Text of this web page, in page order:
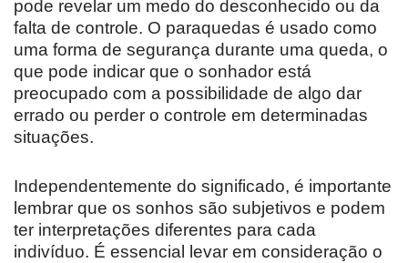
pode revelar um medo do desconhecido ou da
falta de controle. O paraquedas é usado como
uma forma de segurança durante uma queda, o
que pode indicar que o sonhador está
preocupado com a possibilidade de algo dar
errado ou perder o controle em determinadas
situações.
Independentemente do significado, é importante
lembrar que os sonhos são subjetivos e podem
ter interpretações diferentes para cada
indivíduo. É essencial levar em consideração o